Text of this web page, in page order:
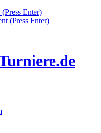
Enter)
(Press Enter)